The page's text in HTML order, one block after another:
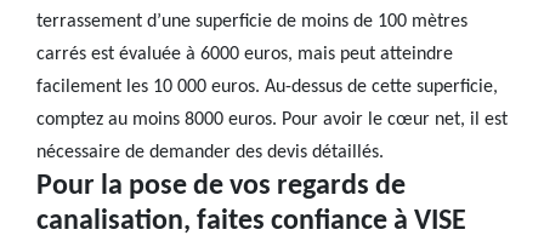
terrassement d’une superficie de moins de 100 mètres
carrés est évaluée à 6000 euros, mais peut atteindre
facilement les 10 000 euros. Au-dessus de cette superficie,
comptez au moins 8000 euros. Pour avoir le cœur net, il est
nécessaire de demander des devis détaillés.
Pour la pose de vos regards de
canalisation, faites confiance à VISE